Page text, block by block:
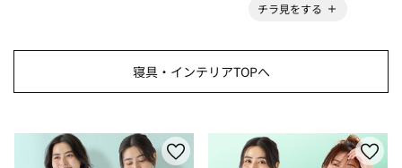
チラ見をする
寝具・インテリアTOPへ